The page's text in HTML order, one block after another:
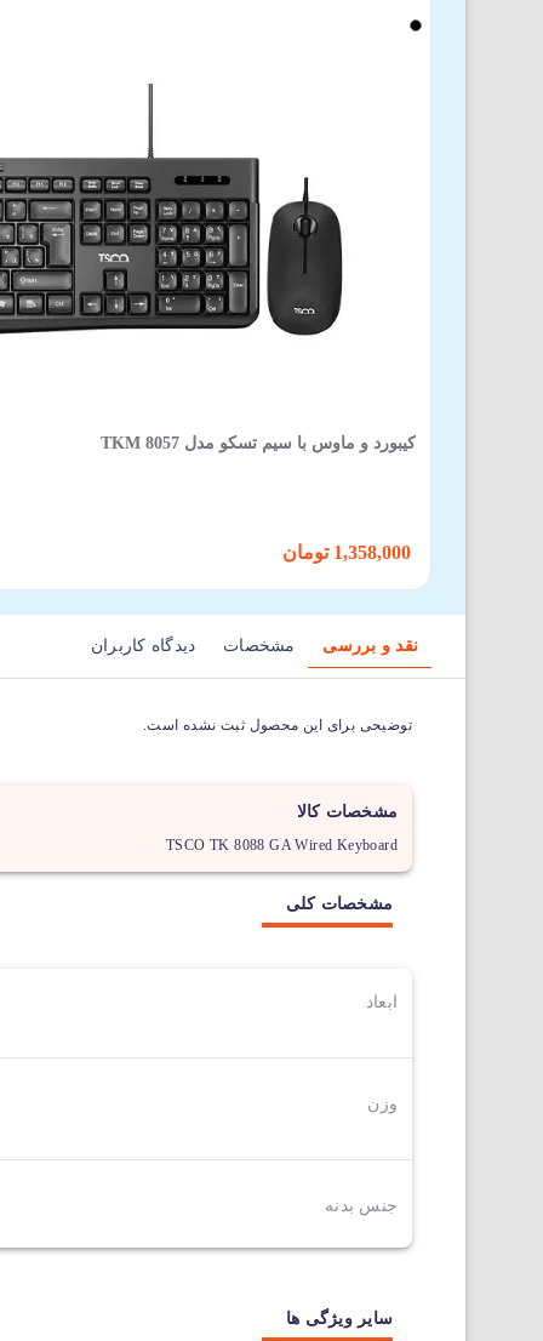
کیبورد و ماوس با سیم تسکو مدل TKM 8057
نقد و بررسی مشخصات دیدگاه کاربران
توضیحی برای این محصول ثبت نشده است.
مشخصات کالا
TSCO TK 8088 GA Wired Keyboard
مشخصات کلی
ابعاد
وزن
جنس بدنه
سایر ویژگی ها